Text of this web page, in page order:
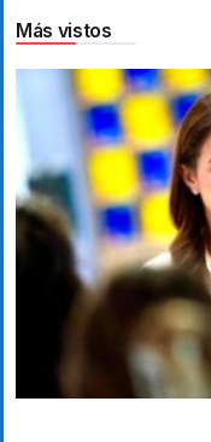
Más vistos